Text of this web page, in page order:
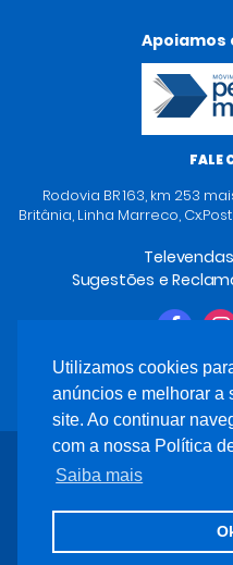
Utilizamos cookies
anúncios e melhorar a
site. Ao continuar
com a nossa Política
Saiba mais
Apoiamos
FALE
Rodovia BR 163, km 253
Britânia, Linha Marreco,
Sugestões e
-